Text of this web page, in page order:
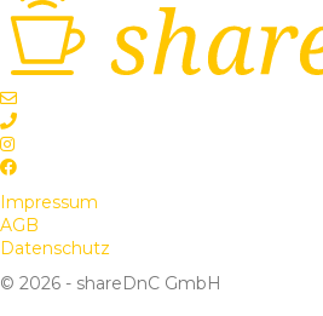
Impressum
AGB
Datenschutz
© 2026 - shareDnC GmbH